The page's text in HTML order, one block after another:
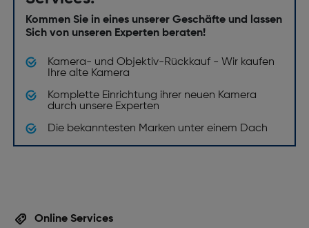
Stativgewinde ["]: 1/4
Weißabgleich: Automatik, Wolken, Sonne,
Weißabgleichsbelichtungsreihe, Feinabstimmung,
Schatten, Blitzlicht, Leuchtstofflampe mit 7
Voreinstellungen, Glühlampenlicht mit 1
Eingebauter Prozessor: Ja
Kommen Sie in eines unserer Geschäfte und lassen
Sich von unseren Experten beraten!
Kamera- und Objektiv-Rückkauf - Wir kaufen
Ihre alte Kamera
Komplette Einrichtung ihrer neuen Kamera
durch unsere Experten
Die bekanntesten Marken unter einem Dach
Online Services